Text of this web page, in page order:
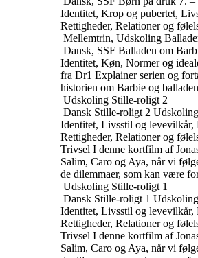
Identitet, Krop og pubertet,
Rettigheder, Relationer og
Mellemtrin, Udskoling
Dansk, SSF Balladen om
Identitet, Køn, Normer og
fra Dr1 Explainer serien og
historien om Barbie og
Udskoling Stille-roligt 2
Dansk Stille-roligt 2 Udskoling
Identitet, Livsstil og levevilkår,
Rettigheder, Relationer og
Trivsel I denne kortfilm af
Salim, Caro og Aya, når vi
de dilemmaer, som kan være
Udskoling Stille-roligt 1
Dansk Stille-roligt 1 Udskoling
Identitet, Livsstil og levevilkår,
Rettigheder, Relationer og
Trivsel I denne kortfilm af
Salim, Caro og Aya, når vi